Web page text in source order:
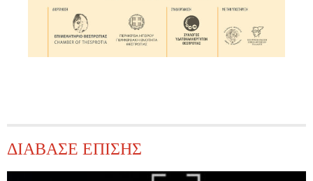
ΔΙΑΒΑΣΕ ΕΠΙΣΗΣ